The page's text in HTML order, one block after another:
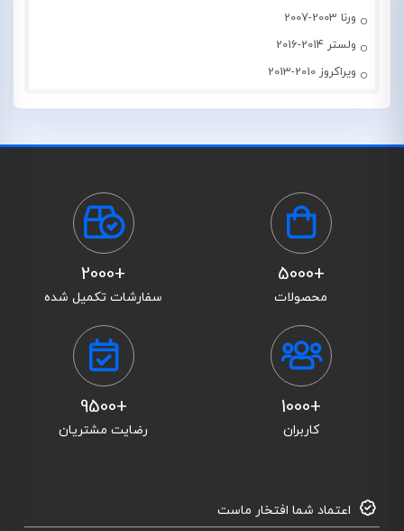
ورنا 2003-2007
ولستر 2014-2016
ویراکروز 2010-2013
+5000
محصولات
+2000
سفارشات تکمیل شده
+1000
کاربران
+9500
رضایت مشتریان
اعتماد شما افتخار ماست